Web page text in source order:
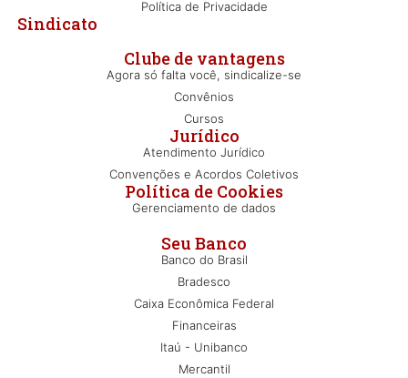
Seu Banco
Banco do Brasil
Bradesco
Caixa Econômica Federal
Financeiras
Itaú - Unibanco
Mercantil
Clube de vantagens
Agora só falta você, sindicalize-se
Convênios
Cursos
Jurídico
Atendimento Jurídico
Convenções e Acordos Coletivos
Política de Cookies
Gerenciamento de dados
Sindicato
Política de Privacidade